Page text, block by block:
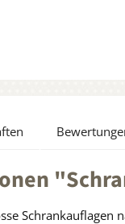
Schrankauflagen